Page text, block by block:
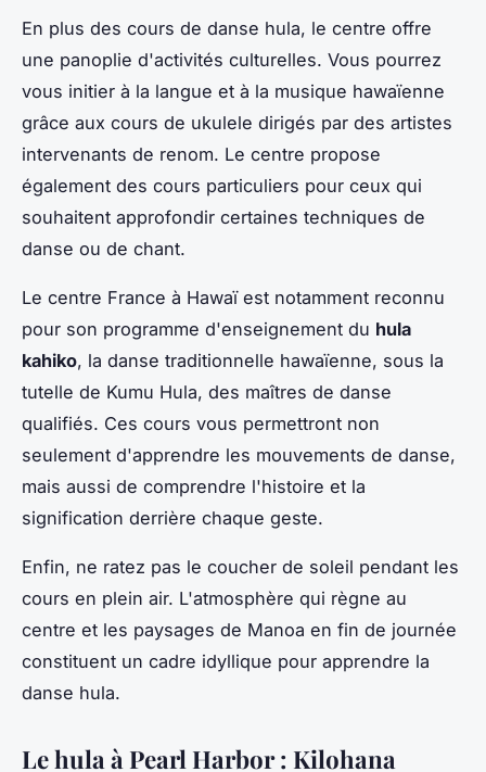
En plus des cours de danse hula, le centre offre
une panoplie d'activités culturelles. Vous pourrez
vous initier à la langue et à la musique hawaïenne
grâce aux cours de ukulele dirigés par des artistes
intervenants de renom. Le centre propose
également des cours particuliers pour ceux qui
souhaitent approfondir certaines techniques de
danse ou de chant.
Le centre France à Hawaï est notamment reconnu
pour son programme d'enseignement du hula
kahiko, la danse traditionnelle hawaïenne, sous la
tutelle de Kumu Hula, des maîtres de danse
qualifiés. Ces cours vous permettront non
seulement d'apprendre les mouvements de danse,
mais aussi de comprendre l'histoire et la
signification derrière chaque geste.
Enfin, ne ratez pas le coucher de soleil pendant les
cours en plein air. L'atmosphère qui règne au
centre et les paysages de Manoa en fin de journée
constituent un cadre idyllique pour apprendre la
danse hula.
Le hula à Pearl Harbor : Kilohana